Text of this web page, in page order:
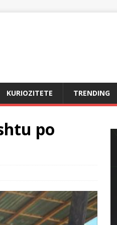
KURIOZITETE TRENDING
po